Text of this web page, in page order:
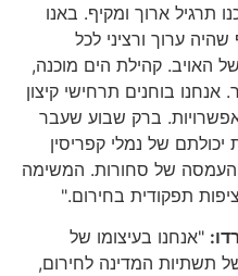
תרגיל ארוך ומקיף. באנו
ערוך ורציני לכל
קהילת הים מוכנה,
אנחנו בוחנים תרחישי קיצון
ברק שבוע שעבר
יכולתם של נמלי קפריסין
של סחורות. המשימה
תפקודית בחירום."
"אנחנו בעיצומו של
תשתיות המדינה לחירום,